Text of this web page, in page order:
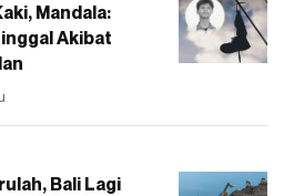
Mandala:
Akibat
Bali Lagi